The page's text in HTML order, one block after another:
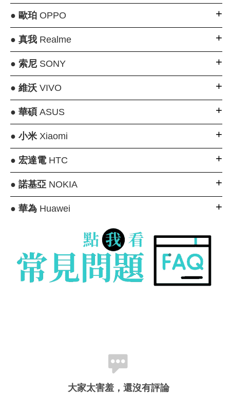
● 歐珀OPPO
● 真我Realme
● 索尼SONY
● 維沃VIVO
● 華碩 ASUS
● 小米Xiaomi
● 宏達電HTC
● 諾基亞NOKIA
● 華為Huawei
大家太害羞，還沒有評論